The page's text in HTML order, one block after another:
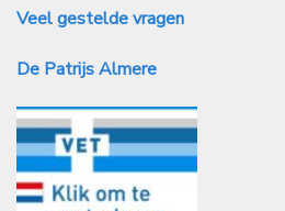
Veel gestelde vragen
De Patrijs Almere